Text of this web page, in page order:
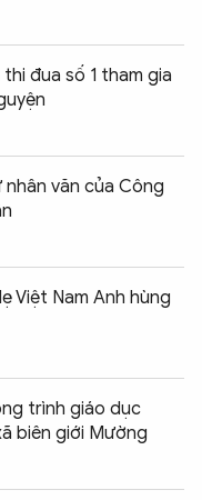
đua số 1 tham gia
văn của Công
Việt Nam Anh hùng
trình giáo dục
biên giới Mường